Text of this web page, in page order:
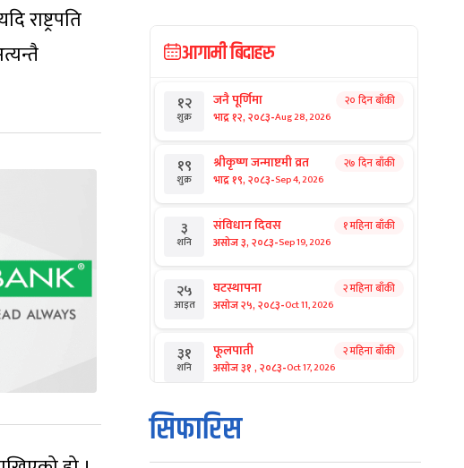
आगामी बिदाहरु
१२
शुक्र
जनै पूर्णिमा
भाद्र १२, २०८३-Aug 28, 2026
२० दिन बाँकी
१९
शुक्र
श्रीकृष्ण जन्माष्टमी व्रत
भाद्र १९, २०८३-Sep 4, 2026
२७ दिन बाँकी
३
शनि
संविधान दिवस
असोज ३, २०८३-Sep 19, 2026
१ महिना बाँकी
२५
आइत
घटस्थापना
असोज २५, २०८३-Oct 11, 2026
२ महिना बाँकी
३१
शनि
फूलपाती
असोज ३१ , २०८३-Oct 17, 2026
२ महिना बाँकी
१
आइत
कार्तिक सङ्क्रान्ति
कार्तिक १, २०८३
सिफारिस